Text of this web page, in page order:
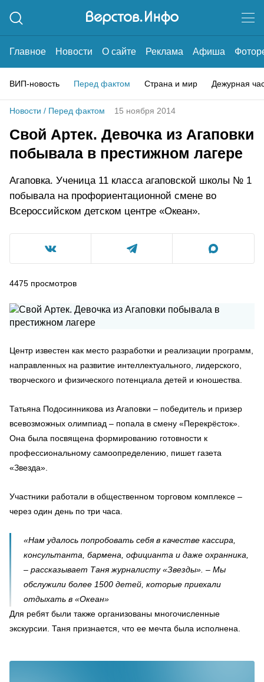
Главное Новости О сайте Реклама Афиша
ВИП-новость Перед фактом Страна и мир Дежурная
Новости / Перед фактом 15 ноября 2014
Свой Артек. Девочка из Агаповки
побывала в престижном лагере
Агаповка. Ученица 11 класса агаповской школы № 1
побывала на профориентационной смене во
Всероссийском детском центре «Океан».
4475 просмотров
Центр известен как место разработки и реализации программ,
направленных на развитие интеллектуального, лидерского,
творческого и физического потенциала детей и юношества.
Татьяна Подосинникова из Агаповки – победитель и призер
всевозможных олимпиад – попала в смену «Перекрёсток».
Она была посвящена формированию готовности к
профессиональному самоопределению, пишет газета
«Звезда».
Участники работали в общественном торговом комплексе –
через один день по три часа.
«Нам удалось попробовать себя в качестве кассира,
консультанта, бармена, официанта и даже охранника,
– рассказывает Таня журналисту «Звезды». – Мы
обслужили более 1500 детей, которые приехали
отдыхать в «Океан»
Для ребят были также организованы многочисленные
экскурсии. Таня признается, что ее мечта была исполнена.